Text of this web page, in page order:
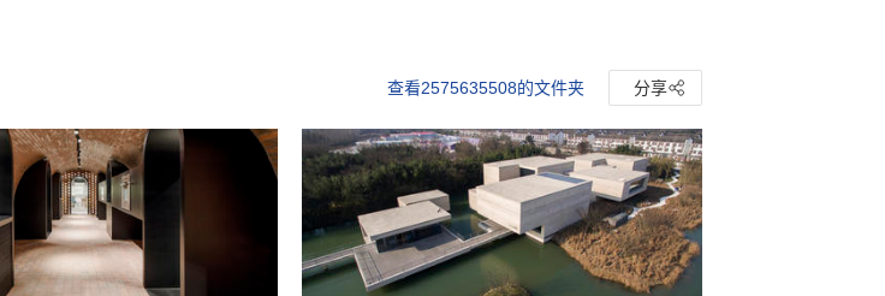
查看2575635508的文件夹 分享